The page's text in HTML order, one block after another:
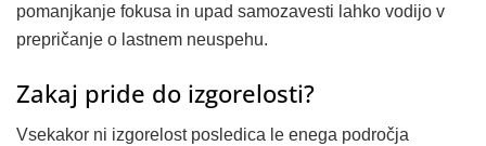
pomanjkanje fokusa in upad samozavesti lahko vodijo v
prepričanje o lastnem neuspehu.
Zakaj pride do izgorelosti?
Vsekakor ni izgorelost posledica le enega področja